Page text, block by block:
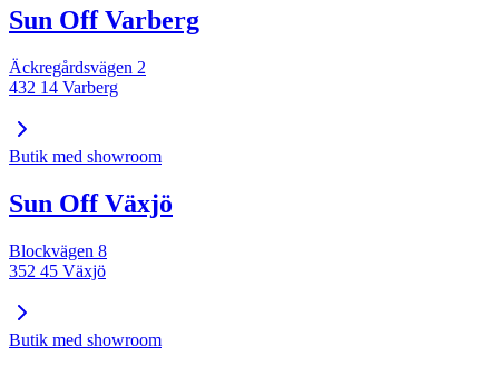
Sun Off Varberg
Äckregårdsvägen 2
432 14 Varberg
Butik med showroom
Sun Off Växjö
Blockvägen 8
352 45 Växjö
Butik med showroom